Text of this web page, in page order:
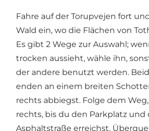
Fahre auf der Torupvejen fort
Wald ein, wo die Flächen von
Es gibt 2 Wege zur Auswahl;
trocken aussieht, wähle ihn,
der andere benutzt werden.
enden an einem breiten
rechts abbiegst. Folge dem
rechts, bis du den Parkplatz und
Asphaltstraße erreichst.